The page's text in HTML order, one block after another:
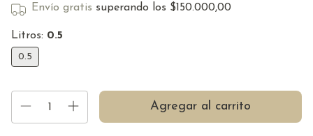
Envío gratis superando los $150.000,00
Litros: 0.5
0.5